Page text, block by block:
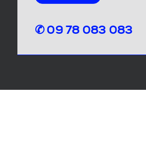
✆ 09 78 083 083